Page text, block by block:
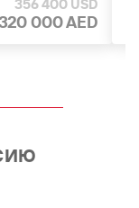
356 400 USD
000 AED